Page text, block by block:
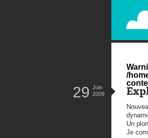
/
29 Juin
2009
Un
Je